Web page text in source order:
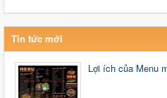
Tin tức mới
Lợi ích của Menu